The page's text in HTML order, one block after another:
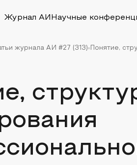
Журнал АИ Научные
журнала АИ #27 (313) Понятие,